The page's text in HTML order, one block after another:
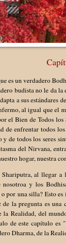
es un verdadero
budista no le da
a sus
al igual que el
el Bien de Todos
de enfrentar todos
de todos los seres
del Nirvana,
hogar, nuestra
al llegar a
nosotroa y los
por una silla? Esto
de la pregunta es
la Realidad, del
de este capítulo
Dharma, de la